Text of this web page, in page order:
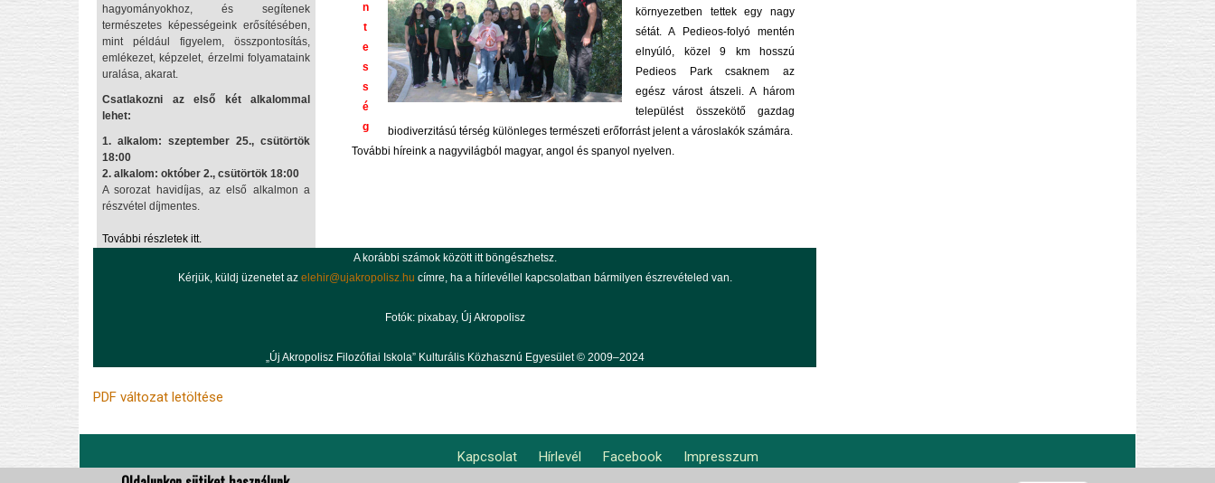
hagyományokhoz, és segítenek
természetes képességeink erősítésében,
mint például figyelem, összpontosítás,
emlékezet, képzelet, érzelmi folyamataink
uralása, akarat.
Csatlakozni az első két alkalommal
lehet:
1. alkalom: szeptember 25., csütörtök
18:00
2. alkalom: október 2., csütörtök 18:00
A sorozat havidíjas, az első alkalmon a
részvétel díjmentes.
További részletek itt.
n
t
e
s
s
é
g
környezetben tettek egy nagy
sétát. A Pedieos-folyó mentén
elnyúló, közel 9 km hosszú
Pedieos Park csaknem az
egész várost átszeli. A három
települést összekötő gazdag
biodiverzitású térség különleges természeti erőforrást jelent a városlakók számára.
További híreink a nagyvilágból magyar, angol és spanyol nyelven.
A korábbi számok közöttittböngészhetsz.
Kérjük, küldj üzenetet az elehir@ujakropolisz.hu címre, ha a hírlevéllel kapcsolatban bármilyen észrevételed van.
Fotók: pixabay, Új Akropolisz
„Új Akropolisz Filozófiai Iskola” Kulturális Közhasznú Egyesület © 2009–2024
PDF változat letöltése
Kapcsolat Hírlevél Facebook
Impresszum